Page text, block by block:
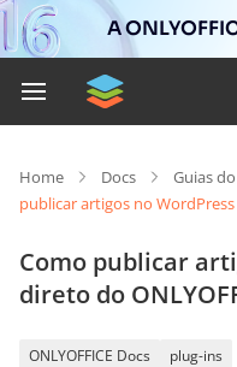
A
Home Docs Guias
publicar artigos no
Como publicar
direto do
ONLYOFFICE Docs plug-ins